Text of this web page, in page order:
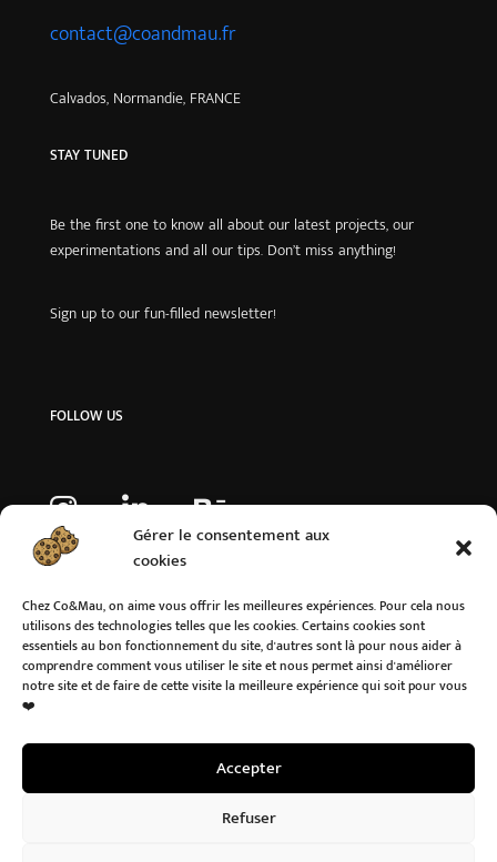
Gérer le consentement aux
cookies
Chez Co&Mau, on aime vous offrir les meilleures expériences. Pour cela nous
utilisons des technologies telles que les cookies. Certains cookies sont
essentiels au bon fonctionnement du site, d'autres sont là pour nous aider à
comprendre comment vous utiliser le site et nous permet ainsi d'améliorer
notre site et de faire de cette visite la meilleure expérience qui soit pour vous
❤️
Accepter
Refuser
contact@coandmau.fr
Calvados, Normandie, FRANCE
STAY TUNED
Be the first one to know all about our latest projects, our
experimentations and all our tips. Don’t miss anything!
Sign up to our fun-filled newsletter!
FOLLOW US